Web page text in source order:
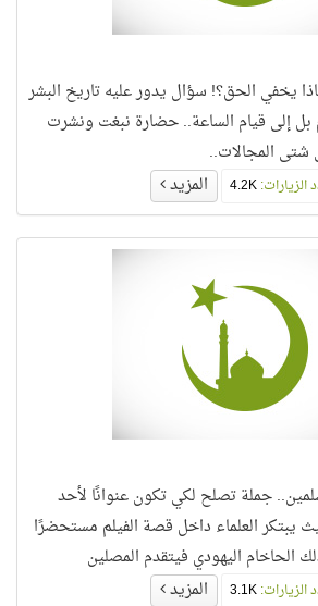
يخفي الحق؟! سؤال يدور عليه تاريخ البشر
إلى قيام الساعة.. حضارة نبغت ونشرت
شتى المجالات..
الزيارات: المزيد
جملة تصلح لكي تكون عنوانًا لأحد
يبتكر العلماء داخل قصة الفيلم مستحضرًا
الحاخام اليهودي فيتقدم المصلين
الزيارات: المزيد